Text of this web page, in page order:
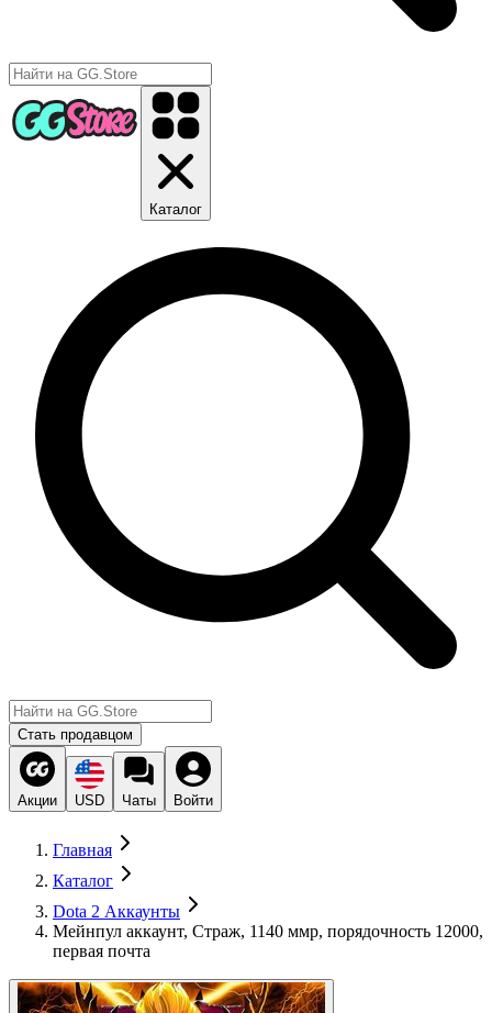
Каталог
Стать продавцом
Акции USD Чаты Войти
Главная
Каталог
Dota 2 Аккаунты
Мейнпул аккаунт, Страж, 1140 ммр, порядочность 12000,
первая почта